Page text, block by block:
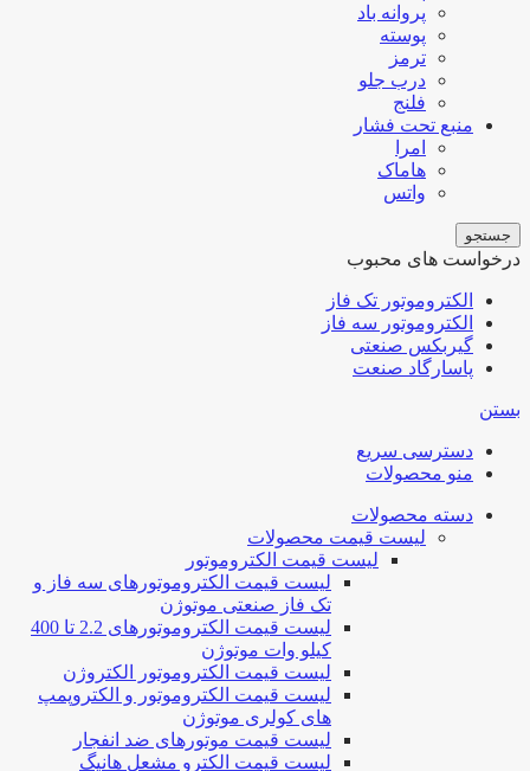
پروانه باد
پوسته
ترمز
درب جلو
فلنج
منبع تحت فشار
امرا
هاماک
واتس
جستجو
درخواست های محبوب
الکتروموتور تک فاز
الکتروموتور سه فاز
گیربکس صنعتی
پاسارگاد صنعت
بستن
دسترسی سریع
منو محصولات
دسته محصولات
لیست قیمت محصولات
لیست قیمت الکتروموتور
لیست قیمت الکتروموتورهای سه فاز و
تک فاز صنعتی موتوژن
لیست قیمت الکتروموتورهای 2.2 تا 400
کیلو وات موتوژن
لیست قیمت الکتروموتور الکتروژن
لیست قیمت الکتروموتور و الکتروپمپ
های کولری موتوژن
لیست قیمت موتورهای ضد انفجار
لیست قیمت الکترو مشعل هانیگ